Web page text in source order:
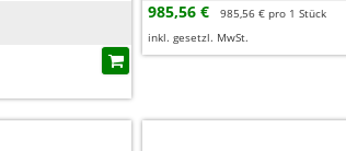
985,56 €
985,56 € pro 1 Stück
inkl. gesetzl. MwSt.